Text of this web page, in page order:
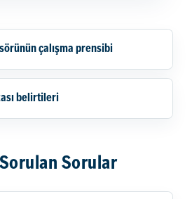
çalışma prensibi
belirtileri
Sorular